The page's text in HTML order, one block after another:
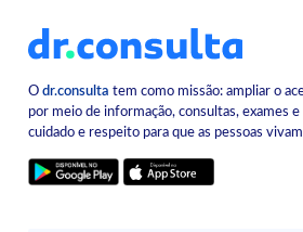
Odr.consulta tem como missão: ampliar o
por meio de informação, consultas, exames
cuidado e respeito para que as pessoas